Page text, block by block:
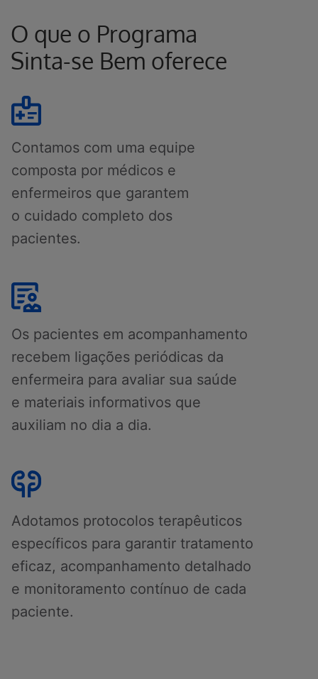
O que o Programa
Sinta-se Bem oferece
Contamos com uma equipe
composta por médicos e
enfermeiros que garantem
o cuidado completo dos
pacientes.
Os pacientes em acompanhamento
recebem ligações periódicas da
enfermeira para avaliar sua saúde
e materiais informativos que
auxiliam no dia a dia.
Adotamos protocolos terapêuticos
específicos para garantir tratamento
eficaz, acompanhamento detalhado
e monitoramento contínuo de cada
paciente.